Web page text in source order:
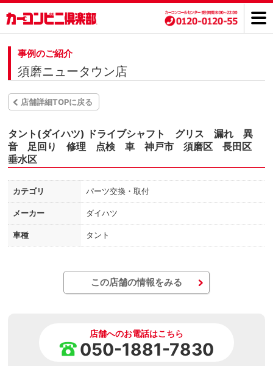
事例のご紹介
須磨ニュータウン店
店舗詳細TOPに戻る
タント(ダイハツ) ドライブシャフト グリス 漏れ 異
音 足回り 修理 点検 車 神戸市 須磨区 長田区
垂水区
カテゴリ パーツ交換・取付
メーカー ダイハツ
車種 タント
この店舗の情報をみる
店舗へのお電話はこちら
050-1881-7830